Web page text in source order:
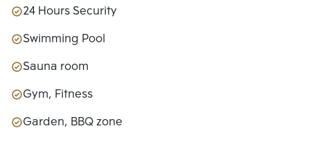
24 Hours Security
Swimming Pool
Sauna room
Gym, Fitness
Garden, BBQ zone